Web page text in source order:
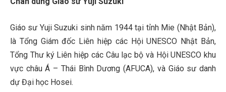
Giáo sư Yuji Suzuki sinh năm 1944 tại tỉnh Mie (Nhật Bản),
là Tổng Giám đốc Liên hiệp các Hội UNESCO Nhật Bản,
Tổng Thư ký Liên hiệp các Câu lạc bộ và Hội UNESCO khu
vực châu Á – Thái Bình Dương (AFUCA), và Giáo sư danh
dự Đại học Hosei.